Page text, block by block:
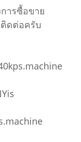
ารซื้อขาย
ดต่อครับ